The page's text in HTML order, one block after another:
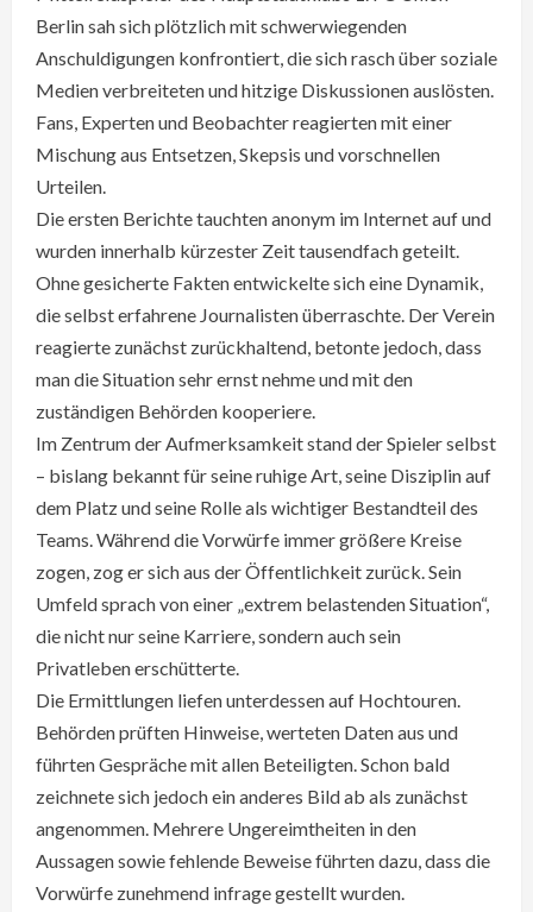
Berlin sah sich plötzlich mit schwerwiegenden
Anschuldigungen konfrontiert, die sich rasch über soziale
Medien verbreiteten und hitzige Diskussionen auslösten.
Fans, Experten und Beobachter reagierten mit einer
Mischung aus Entsetzen, Skepsis und vorschnellen
Urteilen.
Die ersten Berichte tauchten anonym im Internet auf und
wurden innerhalb kürzester Zeit tausendfach geteilt.
Ohne gesicherte Fakten entwickelte sich eine Dynamik,
die selbst erfahrene Journalisten überraschte. Der Verein
reagierte zunächst zurückhaltend, betonte jedoch, dass
man die Situation sehr ernst nehme und mit den
zuständigen Behörden kooperiere.
Im Zentrum der Aufmerksamkeit stand der Spieler selbst
– bislang bekannt für seine ruhige Art, seine Disziplin auf
dem Platz und seine Rolle als wichtiger Bestandteil des
Teams. Während die Vorwürfe immer größere Kreise
zogen, zog er sich aus der Öffentlichkeit zurück. Sein
Umfeld sprach von einer „extrem belastenden Situation“,
die nicht nur seine Karriere, sondern auch sein
Privatleben erschütterte.
Die Ermittlungen liefen unterdessen auf Hochtouren.
Behörden prüften Hinweise, werteten Daten aus und
führten Gespräche mit allen Beteiligten. Schon bald
zeichnete sich jedoch ein anderes Bild ab als zunächst
angenommen. Mehrere Ungereimtheiten in den
Aussagen sowie fehlende Beweise führten dazu, dass die
Vorwürfe zunehmend infrage gestellt wurden.